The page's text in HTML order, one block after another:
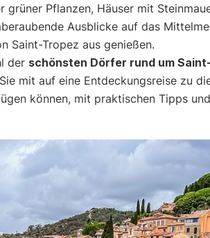
grüner Pflanzen, Häuser mit
Ausblicke auf das
Saint-Tropez aus genießen.
der schönsten Dörfer rund um
mit auf eine Entdeckungsreise zu
können, mit praktischen Tipps